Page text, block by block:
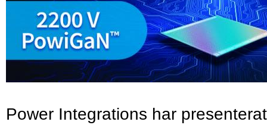
Power Integrations har presenterat